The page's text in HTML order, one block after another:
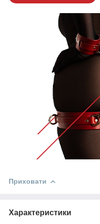
Приховати
Характеристики